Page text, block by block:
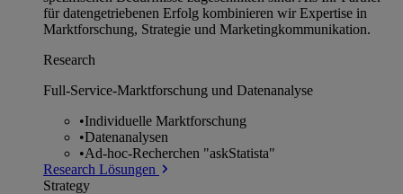
für datengetriebenen Erfolg kombinieren wir Expertise in
Marktforschung, Strategie und Marketingkommunikation.
Research
Full-Service-Marktforschung und Datenanalyse
•Individuelle Marktforschung
•Datenanalysen
•Ad-hoc-Recherchen "askStatista"
Research Lösungen
Strategy